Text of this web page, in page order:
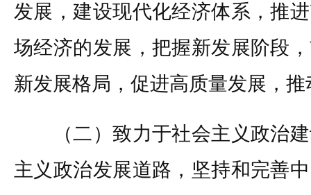
发展，建设现代化经济体系，推
场经济的发展，把握新发展阶段
新发展格局，促进高质量发展，
（二）致力于社会主义政治建
主义政治发展道路，坚持和完善